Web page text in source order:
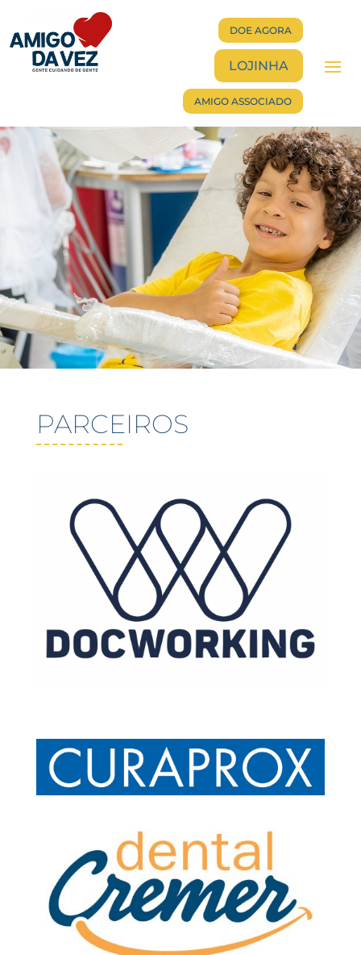
DOE AGORA
LOJINHA
AMIGO ASSOCIADO
PARCEIROS